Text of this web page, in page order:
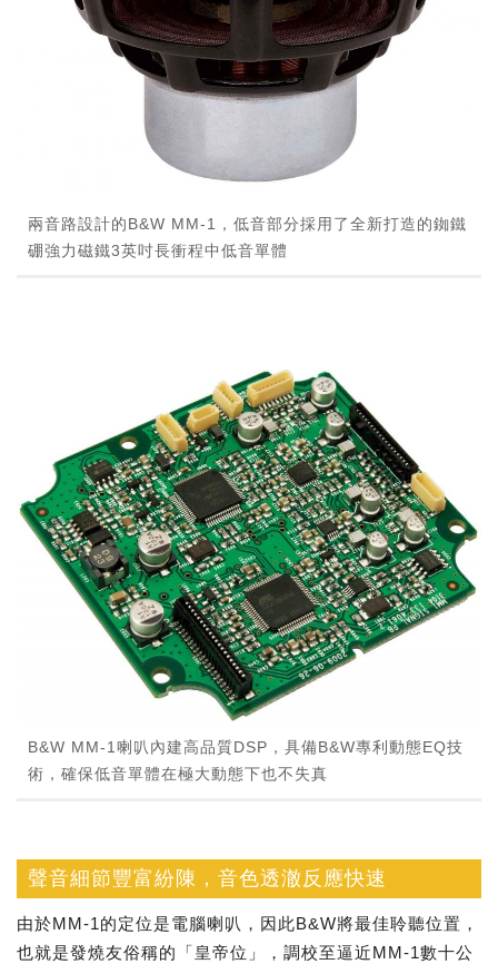
兩音路設計的B&W MM-1，低音部分採用了全新打造的銣鐵
硼強力磁鐵3英吋長衝程中低音單體
B&W MM-1喇叭內建高品質DSP，具備B&W專利動態EQ技
術，確保低音單體在極大動態下也不失真
聲音細節豐富紛陳，音色透澈反應快速
由於MM-1的定位是電腦喇叭，因此B&W將最佳聆聽位置，
也就是發燒友俗稱的「皇帝位」，調校至逼近MM-1數十公